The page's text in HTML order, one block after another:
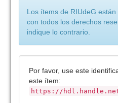
Los ítems de RIUdeG
con todos los derechos
indique lo contrario.
Por favor, use este
este ítem:
https://